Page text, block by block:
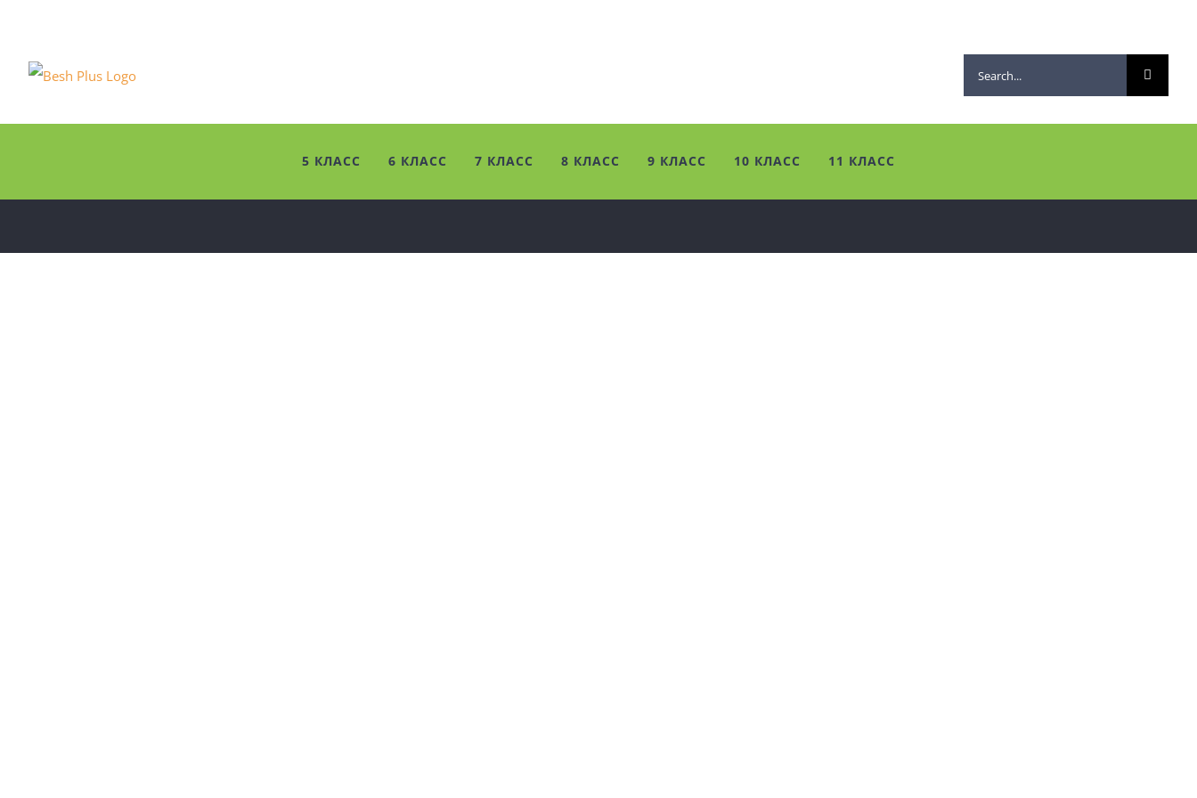
content
Search
for:
5 КЛАСС 6 КЛАСС 7 КЛАСС 8 КЛАСС 9 КЛАСС 10 КЛАСС 11 КЛАСС